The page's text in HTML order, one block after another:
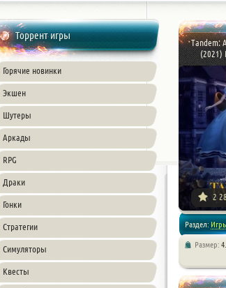
Торрент игры
Горячие новинки
Экшен
Шутеры
Аркады
RPG
Драки
Гонки
Стратегии
Симуляторы
Квесты
Tandem:
(2021)
2
Раздел:
Размер: